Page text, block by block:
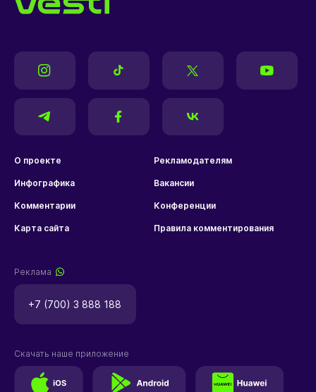
О проекте Рекламодателям
Инфографика Вакансии
Комментарии Конференции
Карта сайта Правила комментирования
Реклама
+7 (700) 3 888 188
Скачать наше приложение